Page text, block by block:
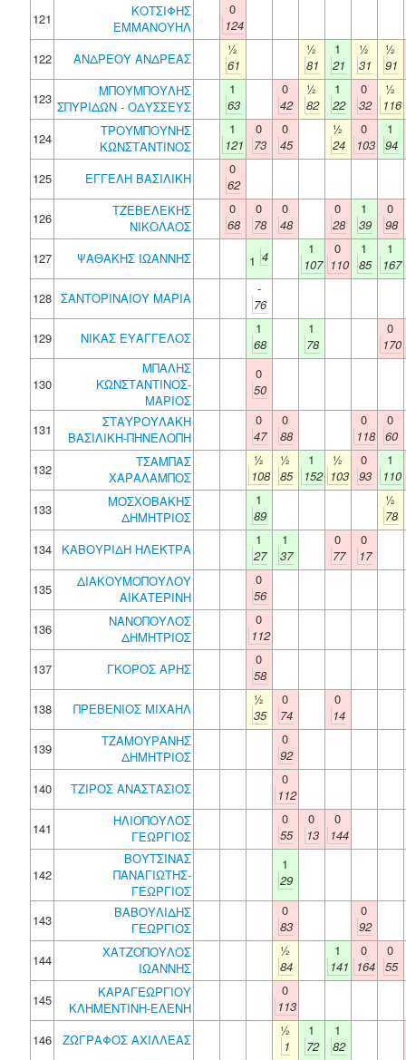
121
ΚΟΤΣΙΦΗΣ
ΕΜΜΑΝΟΥΗΛ
0
124
122
ΑΝΔΡΕΟΥ ΑΝΔΡΕΑΣ
½
61
½
81
1
21
½
31
½
91
123
ΜΠΟΥΜΠΟΥΛΗΣ
ΣΠΥΡΙΔΩΝ - ΟΔΥΣΣΕΥΣ
1
63
0
42
½
82
1
22
0
32
½
116
124
ΤΡΟΥΜΠΟΥΝΗΣ
ΚΩΝΣΤΑΝΤΙΝΟΣ
1
121
0
73
0
45
½
24
0
103
1
94
125
ΕΓΓΕΛΗ ΒΑΣΙΛΙΚΗ
0
62
126
ΤΖΕΒΕΛΕΚΗΣ
ΝΙΚΟΛΑΟΣ
0
68
0
78
0
48
0
28
1
39
0
98
127
ΨΑΘΑΚΗΣ ΙΩΑΝΝΗΣ 1 4
1
107
0
110
1
85
1
167
128 ΣΑΝΤΟΡΙΝΑΙΟΥ ΜΑΡΙΑ
-
76
129
ΝΙΚΑΣ ΕΥΑΓΓΕΛΟΣ
1
68
1
78
0
170
130
ΜΠΑΛΗΣ
ΚΩΝΣΤΑΝΤΙΝΟΣ-
ΜΑΡΙΟΣ
0
50
131
ΣΤΑΥΡΟΥΛΑΚΗ
ΒΑΣΙΛΙΚΗ-ΠΗΝΕΛΟΠΗ
0
47
0
88
0
118
0
60
132
ΤΣΑΜΠΑΣ
ΧΑΡΑΛΑΜΠΟΣ
½
108
½
85
1
152
½
103
0
93
1
110
133
ΜΟΣΧΟΒΑΚΗΣ
ΔΗΜΗΤΡΙΟΣ
1
89
½
78
134
ΚΑΒΟΥΡΙΔΗ ΗΛΕΚΤΡΑ
1
27
1
37
0
77
0
17
135
ΔΙΑΚΟΥΜΟΠΟΥΛΟΥ
ΑΙΚΑΤΕΡΙΝΗ
0
56
136
ΝΑΝΟΠΟΥΛΟΣ
ΔΗΜΗΤΡΙΟΣ
0
112
137
ΓΚΟΡΟΣ ΑΡΗΣ
0
58
138
ΠΡΕΒΕΝΙΟΣ ΜΙΧΑΗΛ
½
35
0
74
0
14
139
ΤΖΑΜΟΥΡΑΝΗΣ
ΔΗΜΗΤΡΙΟΣ
0
92
140
ΤΖΙΡΟΣ ΑΝΑΣΤΑΣΙΟΣ
0
112
141
ΗΛΙΟΠΟΥΛΟΣ
ΓΕΩΡΓΙΟΣ
0
55
0
13
0
144
142
ΒΟΥΤΣΙΝΑΣ
ΠΑΝΑΓΙΩΤΗΣ-
ΓΕΩΡΓΙΟΣ
1
29
143
ΒΑΒΟΥΛΙΔΗΣ
ΓΕΩΡΓΙΟΣ
0
83
0
92
144
ΧΑΤΖΟΠΟΥΛΟΣ
ΙΩΑΝΝΗΣ
½
84
1
141
0
164
0
55
145
ΚΑΡΑΓΕΩΡΓΙΟΥ
ΚΛΗΜΕΝΤΙΝΗ-ΕΛΕΝΗ
0
113
146
ΖΩΓΡΑΦΟΣ ΑΧΙΛΛΕΑΣ
½
1
1
72
1
82